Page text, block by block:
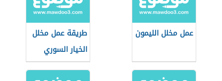
عمل مخلل الليمون
طريقة عمل مخلل
الخيار السوري